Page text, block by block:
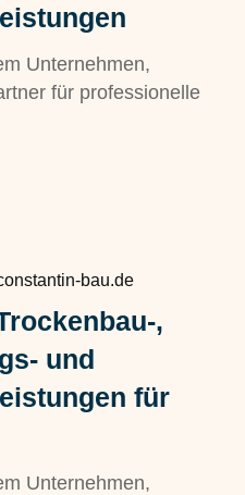
Unternehmen,
für professionelle
bau.de
,
und
für
Unternehmen,